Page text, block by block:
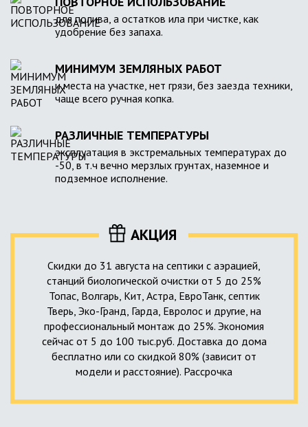
для полива, а остатков ила при чистке, как
удобрение без запаха.
МИНИМУМ ЗЕМЛЯНЫХ РАБОТ
и места на участке, нет грязи, без заезда техники,
чаще всего ручная копка.
РАЗЛИЧНЫЕ ТЕМПЕРАТУРЫ
эксплуатация в экстремальных температурах до
-50, в т.ч вечно мерзлых грунтах, наземное и
подземное исполнение.
АКЦИЯ
Скидки до 31 августа на септики с аэрацией,
станций биологической очистки от 5 до 25%
Топас, Волгарь, Кит, Астра, ЕвроТанк, септик
Тверь, Эко-Гранд, Гарда, Евролос и другие, на
профессиональный монтаж до 25%. Экономия
сейчас от 5 до 100 тыс.руб. Доставка до дома
бесплатно или со скидкой 80% (зависит от
модели и расстояние). Рассрочка